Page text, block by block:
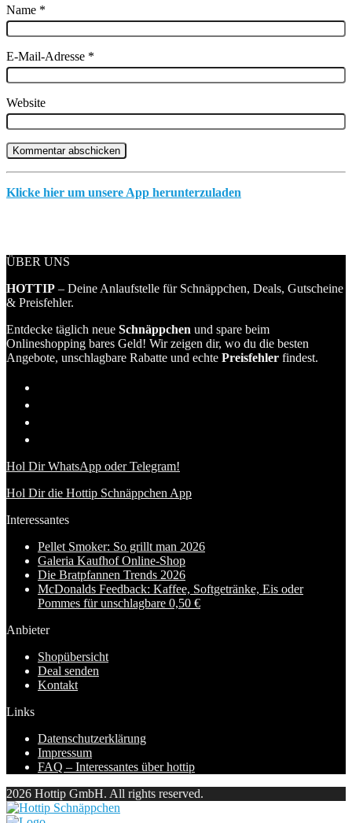
Name *
E-Mail-Adresse *
Website
Klicke hier um unsere App herunterzuladen
ÜBER UNS
HOTTIP – Deine Anlaufstelle für Schnäppchen, Deals, Gutscheine
& Preisfehler.
Entdecke täglich neue Schnäppchen und spare beim
Onlineshopping bares Geld! Wir zeigen dir, wo du die besten
Angebote, unschlagbare Rabatte und echte Preisfehler findest.
Hol Dir WhatsApp oder Telegram!
Hol Dir die Hottip Schnäppchen App
Interessantes
Pellet Smoker: So grillt man 2026
Galeria Kaufhof Online-Shop
Die Bratpfannen Trends 2026
McDonalds Feedback: Kaffee, Softgetränke, Eis oder
Pommes für unschlagbare 0,50 €
Anbieter
Shopübersicht
Deal senden
Kontakt
Links
Datenschutzerklärung
Impressum
FAQ – Interessantes über hottip
2026 Hottip GmbH. All rights reserved.